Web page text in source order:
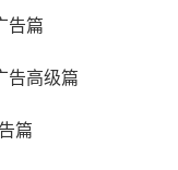
告篇
告高级篇
篇